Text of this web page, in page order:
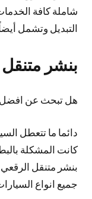
شاملة كافة
التبديل وتشمل
بنشر
هل تبحث عن افضل
دائما ما تتعطل
كانت المشكلة
بنشر متنقل
جميع انواع